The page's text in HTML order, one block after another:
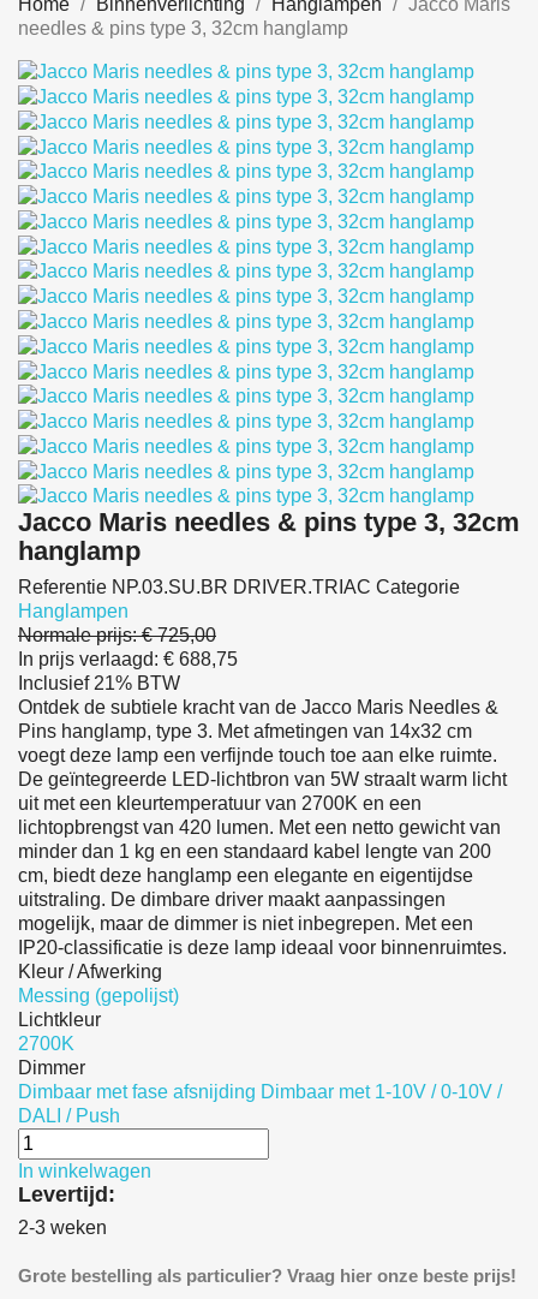
needles & pins type 3, 32cm hanglamp
Jacco Maris needles & pins type 3, 32cm
hanglamp
Referentie NP.03.SU.BR DRIVER.TRIAC Categorie
Hanglampen
Normale prijs:€ 725,00
In prijs verlaagd: € 688,75
Inclusief 21% BTW
Ontdek de subtiele kracht van de Jacco Maris Needles &
Pins hanglamp, type 3. Met afmetingen van 14x32 cm
voegt deze lamp een verfijnde touch toe aan elke ruimte.
De geïntegreerde LED-lichtbron van 5W straalt warm licht
uit met een kleurtemperatuur van 2700K en een
lichtopbrengst van 420 lumen. Met een netto gewicht van
minder dan 1 kg en een standaard kabel lengte van 200
cm, biedt deze hanglamp een elegante en eigentijdse
uitstraling. De dimbare driver maakt aanpassingen
mogelijk, maar de dimmer is niet inbegrepen. Met een
IP20-classificatie is deze lamp ideaal voor binnenruimtes.
Kleur / Afwerking
Messing (gepolijst)
Lichtkleur
2700K
Dimmer
Dimbaar met fase afsnijding Dimbaar met 1-10V / 0-10V /
DALI / Push
In winkelwagen
Levertijd:
2-3 weken
Grote bestelling als particulier? Vraag hier onze beste prijs!